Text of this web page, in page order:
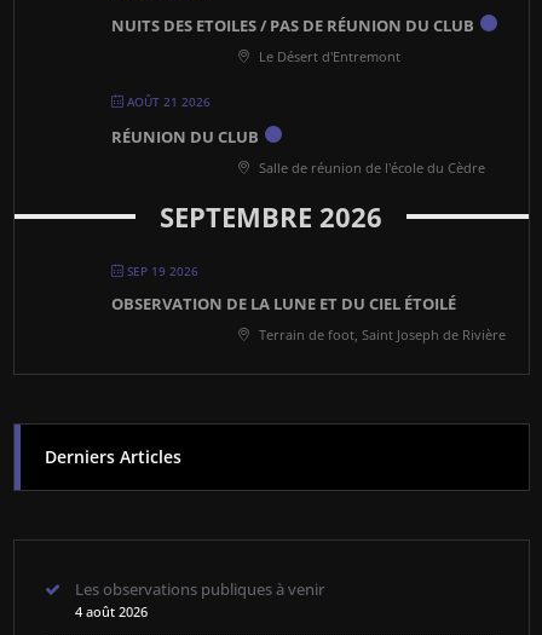
NUITS DES ETOILES / PAS DE RÉUNION DU CLUB
Le Désert d'Entremont
AOÛT 21 2026
RÉUNION DU CLUB
Salle de réunion de l'école du Cèdre
SEPTEMBRE 2026
SEP 19 2026
OBSERVATION DE LA LUNE ET DU CIEL ÉTOILÉ
Terrain de foot, Saint Joseph de Rivière
Derniers Articles
Les observations publiques à venir
4 août 2026